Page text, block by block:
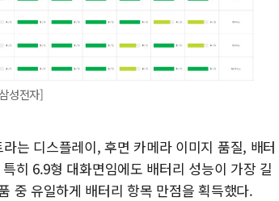
성전자]
는 디스플레이, 후면 카메라 이미지 품질, 배터
히 6.9형 대화면임에도 배터리 성능이 가장 길
중 유일하게 배터리 항목 만점을 획득했다.